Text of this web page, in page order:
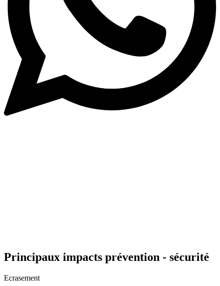
Principaux impacts prévention - sécurité
Ecrasement